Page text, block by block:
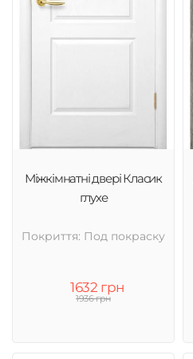
Міжкімнатні двері Класик
глухе
Покриття: Под покраску
1632 грн
1936 грн